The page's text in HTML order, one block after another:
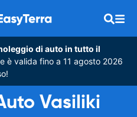
di auto in tutto il
è valida fino a 11 agosto 2026
Vasiliki